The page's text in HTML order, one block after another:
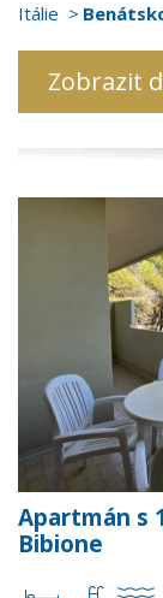
Itálie
Zobrazit
Apartmán s
Bibione